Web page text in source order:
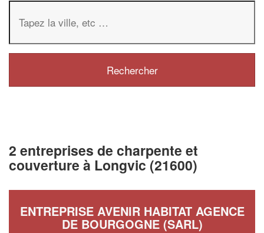
2 entreprises de charpente et
couverture à Longvic (21600)
ENTREPRISE AVENIR HABITAT AGENCE
DE BOURGOGNE (SARL)